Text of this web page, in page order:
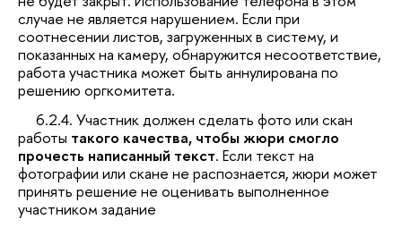
случае не является нарушением. Если при
соотнесении листов, загруженных в систему, и
показанных на камеру, обнаружится несоответствие,
работа участника может быть аннулирована по
решению оргкомитета.
6.2.4. Участник должен сделать фото или скан
работы такого качества, чтобы жюри смогло
прочесть написанный текст. Если текст на
фотографии или скане не распознается, жюри может
принять решение не оценивать выполненное
участником задание